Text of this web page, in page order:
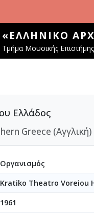
«ΕΛΛΗΝΙΚΌ
Τμήμα Μουσικής
Ελλάδος
Greece (Αγγλική)
Οργανισμός
Kratiko Theatro Voreiou
1961